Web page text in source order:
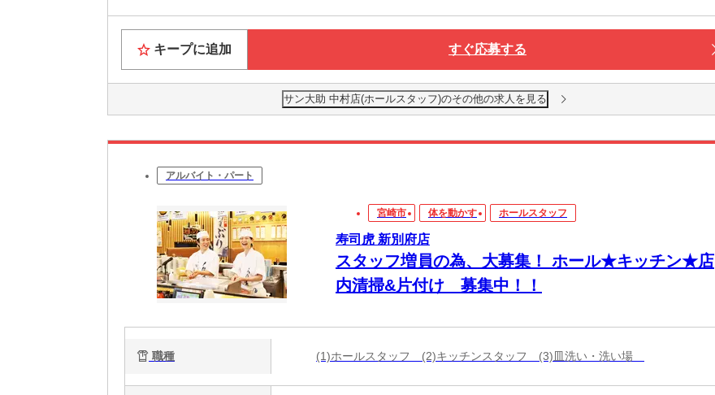
キープに追加 すぐ応募する
サン大助 中村店(ホールスタッフ)のその他の求人を見る
アルバイト・パート
宮崎市 体を動かす ホールスタッフ
寿司虎 新別府店
スタッフ増員の為、大募集！ ホール★キッチン★店
内清掃&片付け 募集中！！
職種 (1)ホールスタッフ (2)キッチンスタッフ (3)皿洗い・洗い場